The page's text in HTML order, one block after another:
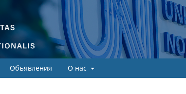
Объявления О нас